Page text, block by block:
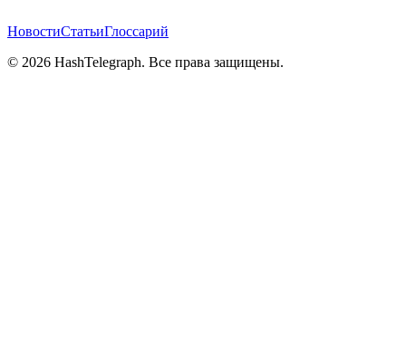
НовостиСтатьиГлоссарий
© 2026 HashTelegraph. Все права защищены.